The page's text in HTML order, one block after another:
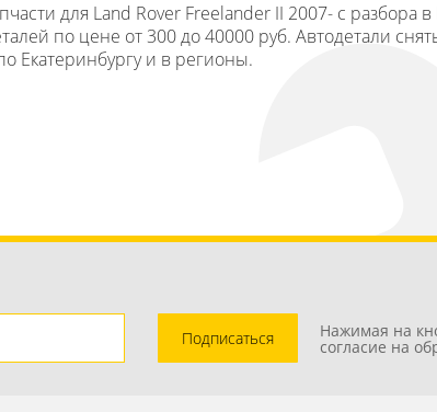
для Land Rover Freelander II 2007- с разбора в
по цене от 300 до 40000 руб. Автодетали
Екатеринбургу и в регионы.
Подписаться Нажимая на
согласие на